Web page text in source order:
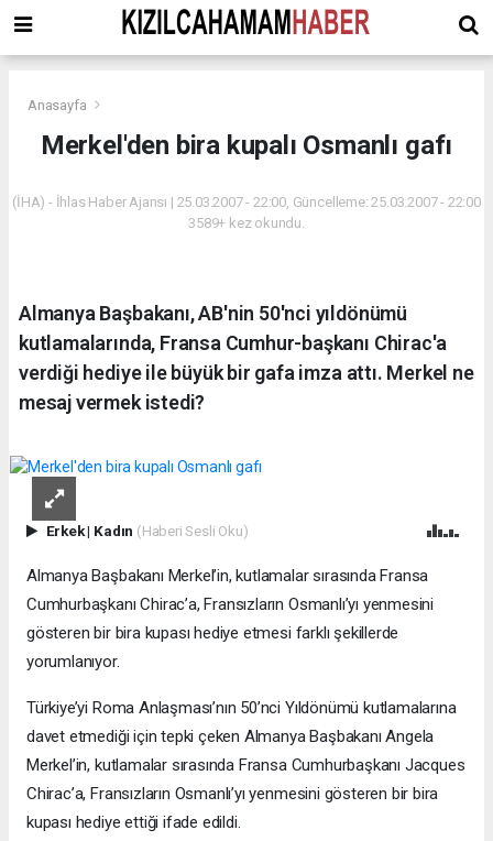
Anasayfa
Merkel'den bira kupalı Osmanlı gafı
(İHA) - İhlas Haber Ajansı | 25.03.2007 - 22:00, Güncelleme: 25.03.2007 - 22:00
3589+ kez okundu.
Almanya Başbakanı, AB'nin 50'nci yıldönümü
kutlamalarında, Fransa Cumhur-başkanı Chirac'a
verdiği hediye ile büyük bir gafa imza attı. Merkel ne
mesaj vermek istedi?
Erkek| Kadın (Haberi Sesli Oku)
Almanya Başbakanı Merkel’in, kutlamalar sırasında Fransa
Cumhurbaşkanı Chirac’a, Fransızların Osmanlı’yı yenmesini
gösteren bir bira kupası hediye etmesi farklı şekillerde
yorumlanıyor.
Türkiye’yi Roma Anlaşması’nın 50’nci Yıldönümü kutlamalarına
davet etmediği için tepki çeken Almanya Başbakanı Angela
Merkel’in, kutlamalar sırasında Fransa Cumhurbaşkanı Jacques
Chirac’a, Fransızların Osmanlı’yı yenmesini gösteren bir bira
kupası hediye ettiği ifade edildi.